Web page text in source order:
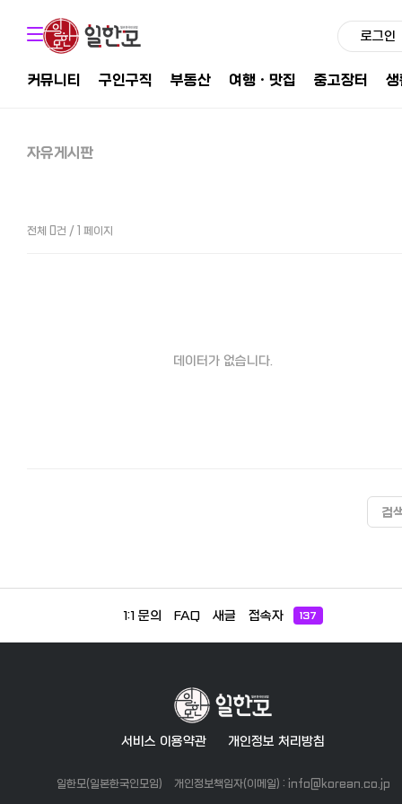
로그인
커뮤니티 구인구직 부동산 여행ㆍ맛집 중고장터
자유게시판
전체 0건 / 1 페이지
데이터가 없습니다.
검
1:1 문의 FAQ 새글 접속자 137
서비스 이용약관 개인정보 처리방침
일한모(일본한국인모임) 개인정보책임자(이메일) : info@korean.co.jp